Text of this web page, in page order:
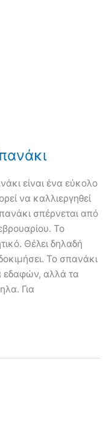
είναι ένα εύκολο
να καλλιεργηθεί
σπέρνεται από
Το
Θέλει δηλαδή
Το σπανάκι
εδαφών, αλλά τα
Για